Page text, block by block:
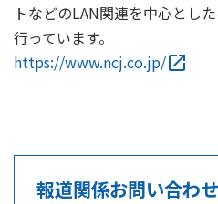
トなどのLAN関連を中心とし
行っています。
https://www.ncj.co.jp/open_in_new
報道関係お問い合わ